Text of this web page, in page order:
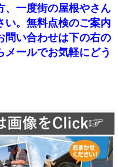
、一度街の屋根やさん
い。無料点検のご案内
問い合わせは下の右の
ールでお気軽にどう